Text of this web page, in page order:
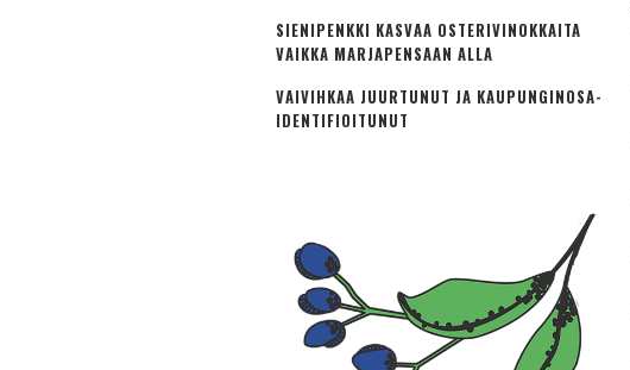
SIENIPENKKI KASVAA OSTERIVINOKKAITA
VAIKKA MARJAPENSAAN ALLA
VAIVIHKAA JUURTUNUT JA KAUPUNGINOSA­
IDENTIFIOITUNUT